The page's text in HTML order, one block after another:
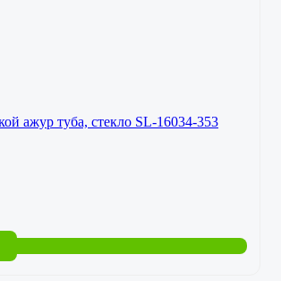
ажур туба, стекло SL-16034-353